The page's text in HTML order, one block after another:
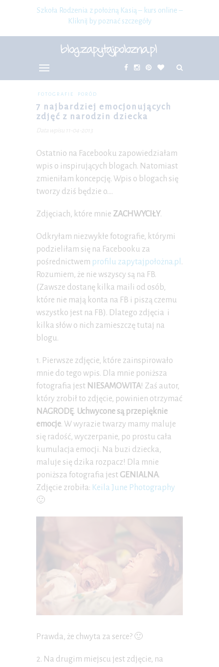
Szkoła Rodzenia z położną Kasią – kurs online –
Kliknij by poznać szczegóły
FOTOGRAFIE PORÓD
7 najbardziej emocjonujących
zdjęć z narodzin dziecka
Data wpisu 11-04-2013
Ostatnio na Facebooku zapowiedziałam
wpis o inspirujących blogach. Natomiast
zmieniłam koncepcję. Wpis o blogach się
tworzy dziś będzie o….
Zdjęciach, które mnie ZACHWYCIŁY.
Odkryłam niezwykłe fotografie, którymi
podzieliłam się na Facebooku za
pośrednictwem profilu zapytajpołożna.pl .
Rozumiem, że nie wszyscy są na FB.
(Zawsze dostanę kilka maili od osób,
które nie mają konta na FB i piszą czemu
wszystko jest na FB). Dlatego zdjęcia i
kilka słów o nich zamieszczę tutaj na
blogu.
1. Pierwsze zdjęcie, które zainspirowało
mnie do tego wpis. Dla mnie poniższa
fotografia jest NIESAMOWITA! Zaś autor,
który zrobił to zdjęcie, powinien otrzymać
NAGRODĘ. Uchwycone są przepięknie
emocje. W wyrazie twarzy mamy maluje
się radość, wyczerpanie, po prostu cała
kumulacja emocji. Na buzi dziecka,
maluje się dzika rozpacz! Dla mnie
poniższa fotografia jest GENIALNA.
Zdjęcie zrobiła: Keila June Photography
🙂
Prawda, że chwyta za serce? 🙂
2. Na drugim miejscu jest zdjęcie, na